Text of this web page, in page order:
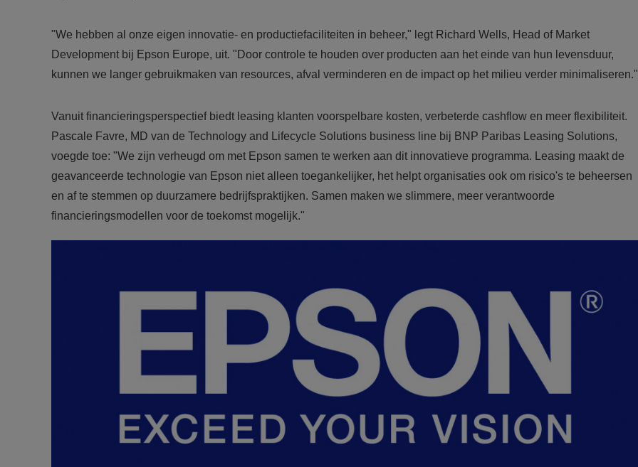
"We hebben al onze eigen innovatie- en productiefaciliteiten in beheer," legt Richard Wells, Head of Market
Development bij Epson Europe, uit. "Door controle te houden over producten aan het einde van hun levensduur,
kunnen we langer gebruikmaken van resources, afval verminderen en de impact op het milieu verder minimaliseren."
Vanuit financieringsperspectief biedt leasing klanten voorspelbare kosten, verbeterde cashflow en meer flexibiliteit.
Pascale Favre, MD van de Technology and Lifecycle Solutions business line bij BNP Paribas Leasing Solutions,
voegde toe: "We zijn verheugd om met Epson samen te werken aan dit innovatieve programma. Leasing maakt de
geavanceerde technologie van Epson niet alleen toegankelijker, het helpt organisaties ook om risico's te beheersen
en af te stemmen op duurzamere bedrijfspraktijken. Samen maken we slimmere, meer verantwoorde
financieringsmodellen voor de toekomst mogelijk."